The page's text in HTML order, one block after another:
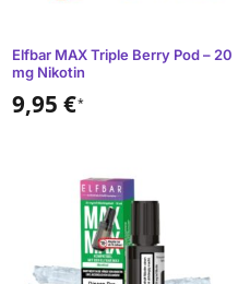
Elfbar MAX Triple Berry Pod – 20
mg Nikotin
9,95 €*